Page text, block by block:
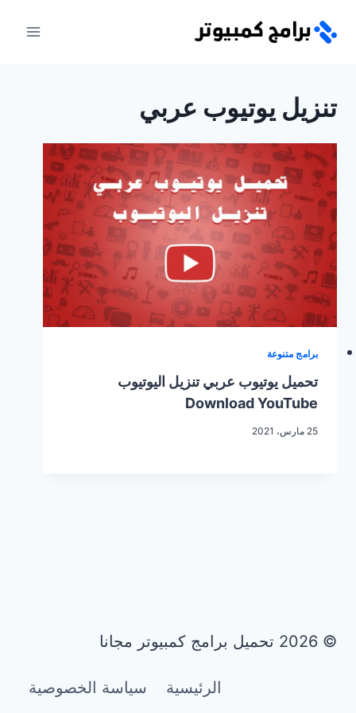
إلى
تنزيل يوتيوب عربي
برامج متنوعة
تحميل يوتيوب عربي تنزيل اليوتيوب
Download YouTube
25 مارس، 2021
© 2026 تحميل برامج كمبيوتر مجانا
الرئيسية سياسة الخصوصية